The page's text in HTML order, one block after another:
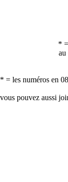
*
au
* = les numéros en
vous pouvez aussi